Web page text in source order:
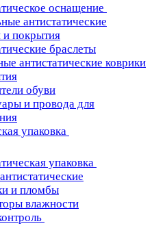
оснащение
антистатические
и покрытия
браслеты
антистатические коврики
обуви
и провода для
упаковка
упаковка
и пломбы
влажности